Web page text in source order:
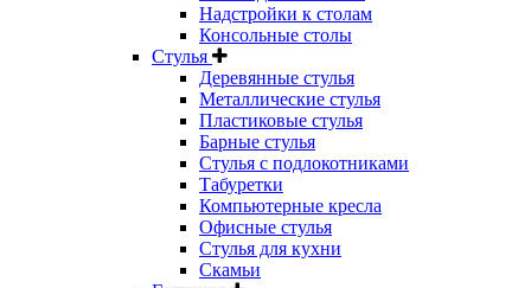
Надстройки к столам
Консольные столы
Стулья
Деревянные стулья
Металлические стулья
Пластиковые стулья
Барные стулья
Стулья с подлокотниками
Табуретки
Компьютерные кресла
Офисные стулья
Стулья для кухни
Скамьи